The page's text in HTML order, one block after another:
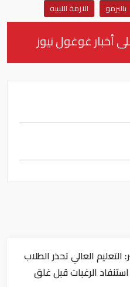
باليرمو الازمة الليبيه
أخبار غوغول نيوز
العالي تحذر الطلاب
الرغبات قبل غلق